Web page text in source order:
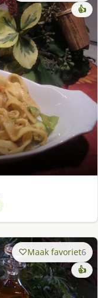
👍
Maak favoriet6
👍